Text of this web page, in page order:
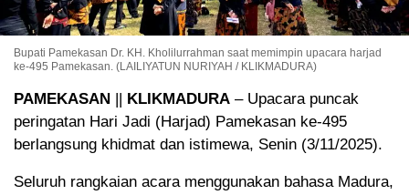
Bupati Pamekasan Dr. KH. Kholilurrahman saat memimpin upacara harjad
ke-495 Pamekasan. (LAILIYATUN NURIYAH / KLIKMADURA)
PAMEKASAN KLIKMADURA – Upacara puncak
peringatan Hari Jadi (Harjad) Pamekasan ke-495
berlangsung khidmat dan istimewa, Senin (3/11/2025).
Seluruh rangkaian acara menggunakan bahasa Madura,